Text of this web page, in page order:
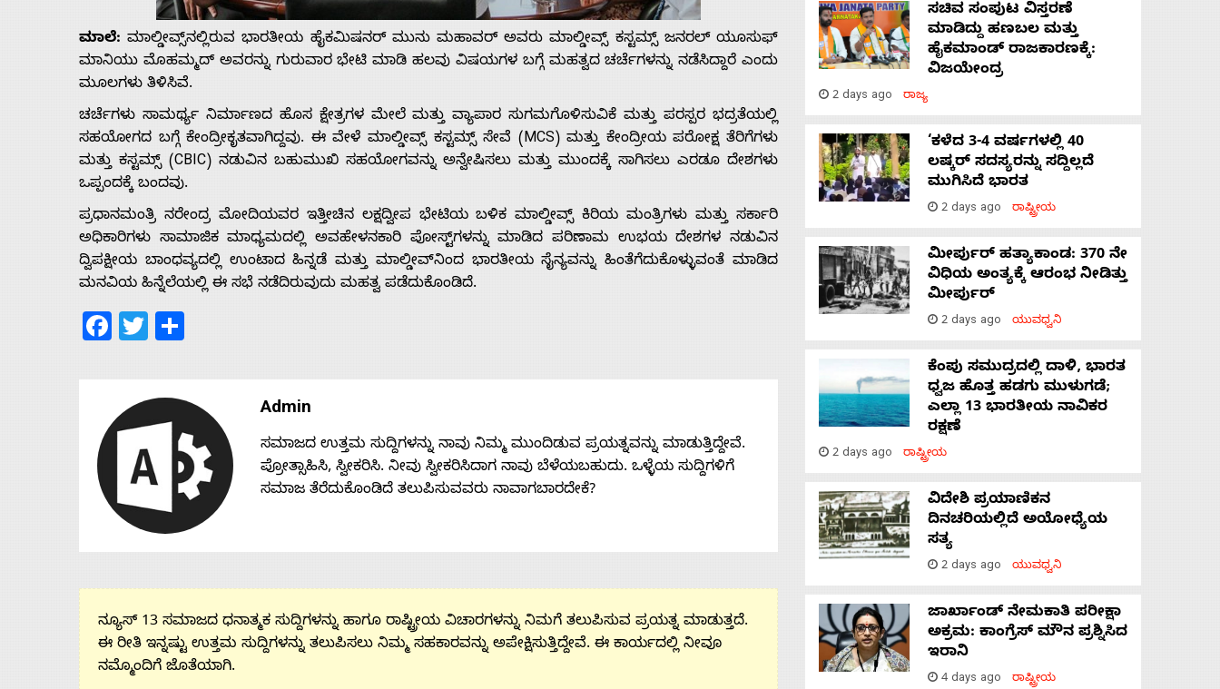
Advertise
Contact
ಮಾಲೆ: ಮಾಲ್ಡೀವ್ಸ್‌ನಲ್ಲಿರುವ ಭಾರತೀಯ ಹೈಕಮಿಷನರ್ ಮುನು ಮಹಾವರ್ ಅವರು ಮಾಲ್ಡೀವ್ಸ್ ಕಸ್ಟಮ್ಸ್ ಜನರಲ್ ಯೂಸುಫ್
ಮಾನಿಯು ಮೊಹಮ್ಮದ್ ಅವರನ್ನು ಗುರುವಾರ ಭೇಟಿ ಮಾಡಿ ಹಲವು ವಿಷಯಗಳ ಬಗ್ಗೆ ಮಹತ್ವದ ಚರ್ಚೆಗಳನ್ನು ನಡೆಸಿದ್ದಾರೆ ಎಂದು
ಮೂಲಗಳು ತಿಳಿಸಿವೆ.
ಚರ್ಚೆಗಳು ಸಾಮರ್ಥ್ಯ ನಿರ್ಮಾಣದ ಹೊಸ ಕ್ಷೇತ್ರಗಳ ಮೇಲೆ ಮತ್ತು ವ್ಯಾಪಾರ ಸುಗಮಗೊಳಿಸುವಿಕೆ ಮತ್ತು ಪರಸ್ಪರ ಭದ್ರತೆಯಲ್ಲಿ
ಸಹಯೋಗದ ಬಗ್ಗೆ ಕೇಂದ್ರೀಕೃತವಾಗಿದ್ದವು. ಈ ವೇಳೆ ಮಾಲ್ಡೀವ್ಸ್ ಕಸ್ಟಮ್ಸ್ ಸೇವೆ (MCS) ಮತ್ತು ಕೇಂದ್ರೀಯ ಪರೋಕ್ಷ ತೆರಿಗೆಗಳು
ಮತ್ತು ಕಸ್ಟಮ್ಸ್ (CBIC) ನಡುವಿನ ಬಹುಮುಖಿ ಸಹಯೋಗವನ್ನು ಅನ್ವೇಷಿಸಲು ಮತ್ತು ಮುಂದಕ್ಕೆ ಸಾಗಿಸಲು ಎರಡೂ ದೇಶಗಳು
ಒಪ್ಪಂದಕ್ಕೆ ಬಂದವು.
ಪ್ರಧಾನಮಂತ್ರಿ ನರೇಂದ್ರ ಮೋದಿಯವರ ಇತ್ತೀಚಿನ ಲಕ್ಷದ್ವೀಪ ಭೇಟಿಯ ಬಳಿಕ ಮಾಲ್ಡೀವ್ಸ್ ಕಿರಿಯ ಮಂತ್ರಿಗಳು ಮತ್ತು ಸರ್ಕಾರಿ
ಅಧಿಕಾರಿಗಳು ಸಾಮಾಜಿಕ ಮಾಧ್ಯಮದಲ್ಲಿ ಅವಹೇಳನಕಾರಿ ಪೋಸ್ಟ್‌ಗಳನ್ನು ಮಾಡಿದ ಪರಿಣಾಮ ಉಭಯ ದೇಶಗಳ ನಡುವಿನ
ದ್ವಿಪಕ್ಷೀಯ ಬಾಂಧವ್ಯದಲ್ಲಿ ಉಂಟಾದ ಹಿನ್ನಡೆ ಮತ್ತು ಮಾಲ್ಡೀವ್‌ನಿಂದ ಭಾರತೀಯ ಸೈನ್ಯವನ್ನು ಹಿಂತೆಗೆದುಕೊಳ್ಳುವಂತೆ ಮಾಡಿದ
ಮನವಿಯ ಹಿನ್ನೆಲೆಯಲ್ಲಿ ಈ ಸಭೆ ನಡೆದಿರುವುದು ಮಹತ್ವ ಪಡೆದುಕೊಂಡಿದೆ.
Facebook
Twitter
Admin
ಸಮಾಜದ ಉತ್ತಮ ಸುದ್ದಿಗಳನ್ನು ನಾವು ನಿಮ್ಮ ಮುಂದಿಡುವ ಪ್ರಯತ್ನವನ್ನು ಮಾಡುತ್ತಿದ್ದೇವೆ.
ಪ್ರೋತ್ಸಾಹಿಸಿ, ಸ್ವೀಕರಿಸಿ. ನೀವು ಸ್ವೀಕರಿಸಿದಾಗ ನಾವು ಬೆಳೆಯಬಹುದು. ಒಳ್ಳೆಯ ಸುದ್ದಿಗಳಿಗೆ
ಸಮಾಜ ತೆರೆದುಕೊಂಡಿದೆ ತಲುಪಿಸುವವರು ನಾವಾಗಬಾರದೇಕೆ?
ನ್ಯೂಸ್ 13 ಸಮಾಜದ ಧನಾತ್ಮಕ ಸುದ್ದಿಗಳನ್ನು ಹಾಗೂ ರಾಷ್ಟ್ರೀಯ ವಿಚಾರಗಳನ್ನು ನಿಮಗೆ ತಲುಪಿಸುವ ಪ್ರಯತ್ನ ಮಾಡುತ್ತದೆ.
ಈ ರೀತಿ ಇನ್ನಷ್ಟು ಉತ್ತಮ ಸುದ್ದಿಗಳನ್ನು ತಲುಪಿಸಲು ನಿಮ್ಮ ಸಹಕಾರವನ್ನು ಅಪೇಕ್ಷಿಸುತ್ತಿದ್ದೇವೆ. ಈ ಕಾರ್ಯದಲ್ಲಿ ನೀವೂ
ನಮ್ಮೊಂದಿಗೆ ಜೊತೆಯಾಗಿ.
ಸಚಿವ ಸಂಪುಟ ವಿಸ್ತರಣೆ
ಮಾಡಿದ್ದು ಹಣಬಲ ಮತ್ತು
ಹೈಕಮಾಂಡ್ ರಾಜಕಾರಣಕ್ಕೆ:
ವಿಜಯೇಂದ್ರ
2 days ago ರಾಜ್ಯ
‘ಕಳೆದ 3-4 ವರ್ಷಗಳಲ್ಲಿ 40
ಲಷ್ಕರ್ ಸದಸ್ಯರನ್ನು ಸದ್ದಿಲ್ಲದೆ
ಮುಗಿಸಿದೆ ಭಾರತ
2 days ago ರಾಷ್ಟ್ರೀಯ
ಮೀರ್ಪುರ್ ಹತ್ಯಾಕಾಂಡ: 370 ನೇ
ವಿಧಿಯ ಅಂತ್ಯಕ್ಕೆ ಆರಂಭ ನೀಡಿತ್ತು
ಮೀರ್ಪುರ್
2 days ago ಯುವಧ್ವನಿ
ಕೆಂಪು ಸಮುದ್ರದಲ್ಲಿ ದಾಳಿ, ಭಾರತ
ಧ್ವಜ ಹೊತ್ತ ಹಡಗು ಮುಳುಗಡೆ;
ಎಲ್ಲಾ 13 ಭಾರತೀಯ ನಾವಿಕರ
ರಕ್ಷಣೆ
2 days ago ರಾಷ್ಟ್ರೀಯ
ವಿದೇಶಿ ಪ್ರಯಾಣಿಕನ
ದಿನಚರಿಯಲ್ಲಿದೆ ಅಯೋಧ್ಯೆಯ
ಸತ್ಯ
2 days ago ಯುವಧ್ವನಿ
ಜಾರ್ಖಾಂಡ್‌ ನೇಮಕಾತಿ ಪರೀಕ್ಷಾ
ಅಕ್ರಮ: ಕಾಂಗ್ರೆಸ್‌ ಮೌನ ಪ್ರಶ್ನಿಸಿದ
ಇರಾನಿ
4 days ago ರಾಷ್ಟ್ರೀಯ